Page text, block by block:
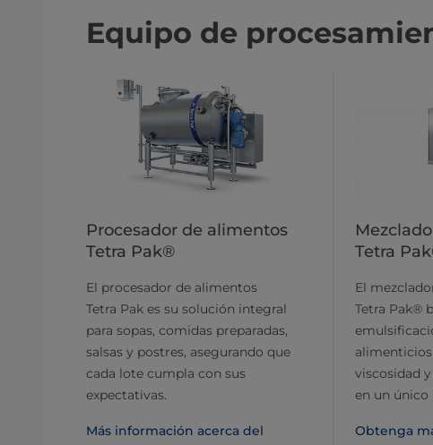
Equipo de
Procesador de alimentos
Tetra Pak®
El procesador de alimentos
Tetra Pak es su solución integral
para sopas, comidas preparadas,
salsas y postres, asegurando que
cada lote cumpla con sus
expectativas.
Más información acerca del
Tetra
El
Tetra Pak®
viscosidad
en un único
Obtenga